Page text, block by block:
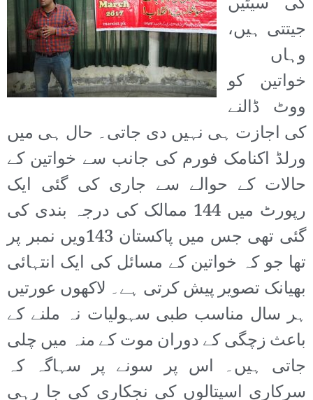
جیتتی ہیں،
وہاں
خواتین کو
ووٹ ڈالنے
کی اجازت ہی نہیں دی جاتی۔ حال ہی میں
ورلڈ اکنامک فورم کی جانب سے خواتین کے
حالات کے حوالے سے جاری کی گئی ایک
رپورٹ میں 144 ممالک کی درجہ بندی کی
گئی تھی جس میں پاکستان 143ویں نمبر پر
تھا جو کہ خواتین کے مسائل کی ایک انتہائی
بھیانک تصویر پیش کرتی ہے۔ لاکھوں عورتیں
ہر سال مناسب طبی سہولیات نہ ملنے کے
باعث زچگی کے دوران موت کے منہ میں چلی
جاتی ہیں۔ اس پر سونے پر سہاگہ کہ
سرکاری اسپتالوں کی نجکاری کی جا رہی